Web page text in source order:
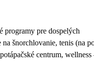
programy pre dospelých
šnorchlovanie, tenis (na
centrum,